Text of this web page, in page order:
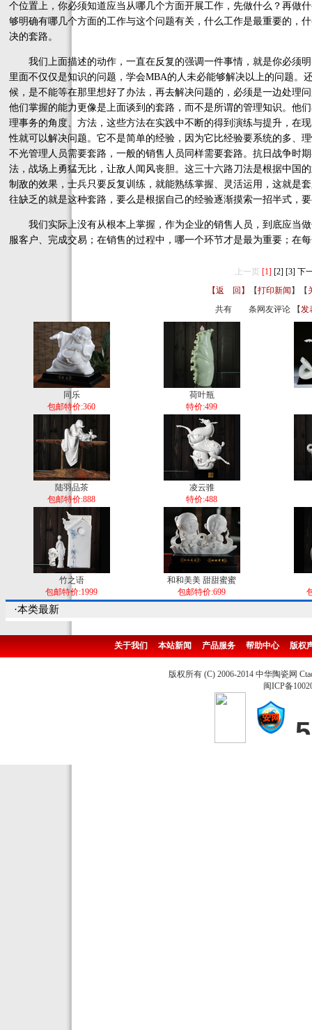
个位置上，你必须知道应当从哪几个方面开展工作，先做什么？再做
够明确有哪几个方面的工作与这个问题有关，什么工作是最重要的，
决的套路。
我们上面描述的动作，一直在反复的强调一件事情，就是你必须
里面不仅仅是知识的问题，学会MBA的人未必能够解决以上的问题。
候，是不能等在那里想好了办法，再去解决问题的，必须是一边处理
他们掌握的能力更像是上面谈到的套路，而不是所谓的管理知识。他
理事务的角度、方法，这些方法在实践中不断的得到演练与提升，在
性就可以解决问题。它不是简单的经验，因为它比经验要系统的多、
不光管理人员需要套路，一般的销售人员同样需要套路。抗日战争时
法，战场上勇猛无比，让敌人闻风丧胆。这三十六路刀法是根据中国
制敌的效果，士兵只要反复训练，就能熟练掌握、灵活运用，这就是
往缺乏的就是这种套路，要么是根据自己的经验逐渐摸索一招半式，
我们实际上没有从根本上掌握，作为企业的销售人员，到底应当
服客户、完成交易；在销售的过程中，哪一个环节才是最为重要；在
上一页 [1] [2] [3] 下
【返 回】
【打印新闻 】【
共有
条网友评论 【发
同乐
包邮特价:360
荷叶瓶
特价:499
陆羽品茶
包邮特价:888
凌云骓
特价:488
竹之语
包邮特价:1999
和和美美 甜甜蜜蜜
包邮特价:699
·本类最新
关于我们 本站新闻 产品服务 帮助中心 版权
版权所有 (C) 2006-2014 中华陶瓷网
闽ICP备